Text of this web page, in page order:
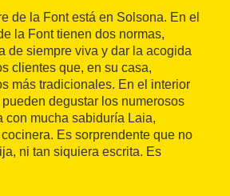
de la Font está en Solsona. En el
la Font tienen dos normas,
de siempre viva y dar la acogida
clientes que, en su casa,
más tradicionales. En el interior
degustar los numerosos
con mucha sabiduría Laia,
Es sorprendente que no
ni tan siquiera escrita. Es